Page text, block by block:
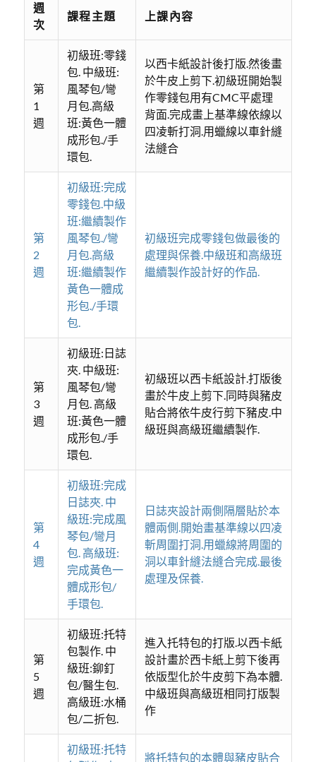
週
次
課程主題 上課內容
第
1
週
初級班:零錢
包. 中級班:
風琴包/彎
月包.高級
班:黃色一體
成形包./手
環包.
以西卡紙設計後打版.然後畫
於牛皮上剪下.初級班開始製
作零錢包用有CMC平處理
背面.完成畫上基準線依線以
四凌斬打洞.用蠟線以車針縫
法縫合
第
2
週
初級班:完成
零錢包.中級
班:繼續製作
風琴包./彎
月包.高級
班:繼續製作
黃色一體成
形包./手環
包.
初級班完成零錢包做最後的
處理與保養.中級班和高級班
繼續製作設計好的作品.
第
3
週
初級班:日誌
夾. 中級班:
風琴包/彎
月包. 高級
班:黃色一體
成形包./手
環包.
初級班以西卡紙設計.打版後
畫於牛皮上剪下.同時與豬皮
貼合將依牛皮行剪下豬皮.中
級班與高級班繼續製作.
第
4
週
初級班:完成
日誌夾. 中
級班:完成風
琴包/彎月
包. 高級班:
完成黃色一
體成形包/
手環包.
日誌夾設計兩側隔層貼於本
體兩側.開始畫基準線以四凌
斬周圍打洞.用蠟線將周圍的
洞以車針縫法縫合完成.最後
處理及保養.
第
5
週
初級班:托特
包製作. 中
級班:鉚釘
包/醫生包.
高級班:水桶
包/二折包.
進入托特包的打版.以西卡紙
設計畫於西卡紙上剪下後再
依版型化於牛皮剪下為本體.
中級班與高級班相同打版製
作
初級班:托特
將托特包的本體與豬皮貼合